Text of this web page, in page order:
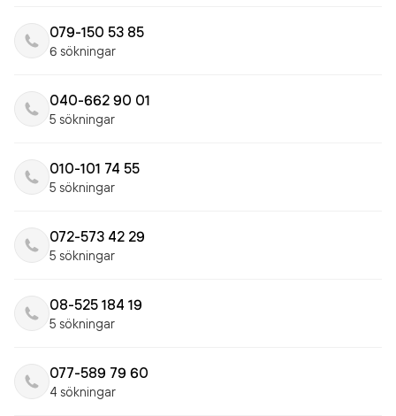
079-150 53 85
6 sökningar
040-662 90 01
5 sökningar
010-101 74 55
5 sökningar
072-573 42 29
5 sökningar
08-525 184 19
5 sökningar
077-589 79 60
4 sökningar